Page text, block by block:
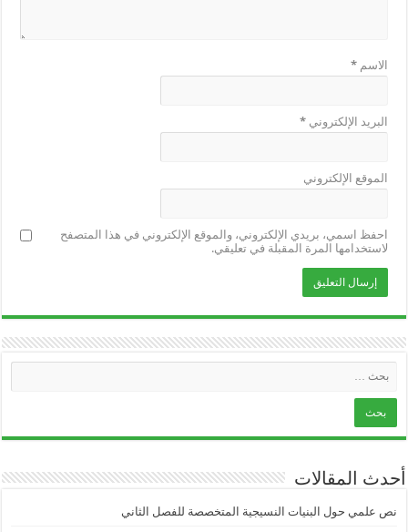
الاسم*
البريد الإلكتروني*
الموقع الإلكتروني
احفظ اسمي، بريدي الإلكتروني، والموقع الإلكتروني في هذا المتصفح
لاستخدامها المرة المقبلة في تعليقي.
أحدث المقالات
نص علمي حول البنيات النسيجية المتخصصة للفصل الثاني